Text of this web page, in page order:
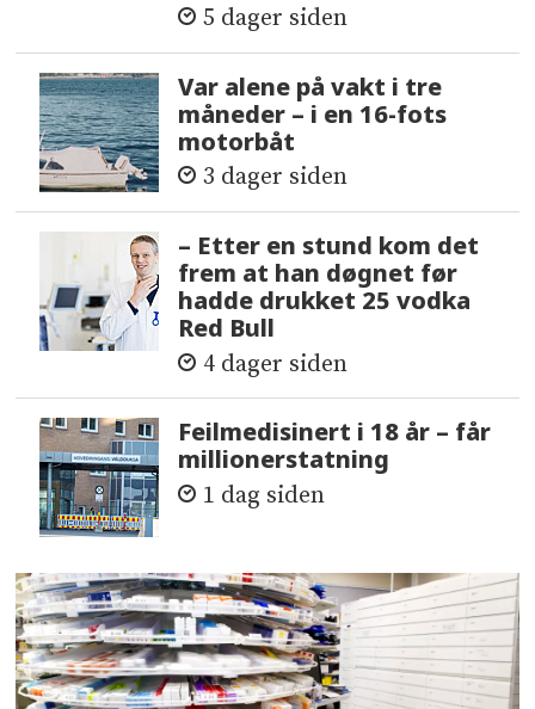
5 dager siden
Var alene på vakt i tre
måneder – i en 16-fots
motorbåt
3 dager siden
– Etter en stund kom det
frem at han døgnet før
hadde drukket 25 vodka
Red Bull
4 dager siden
Feilmedisinert i 18 år – får
millionerstatning
1 dag siden